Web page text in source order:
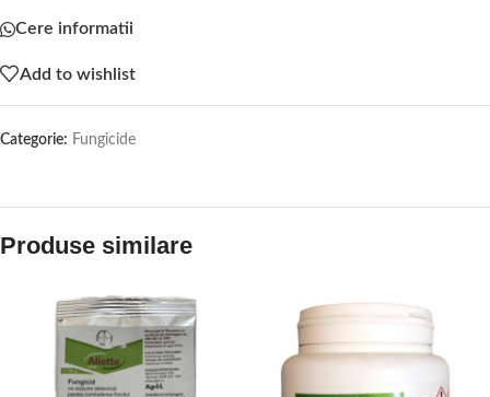
Cere informatii
Add to wishlist
Categorie: Fungicide
Produse similare